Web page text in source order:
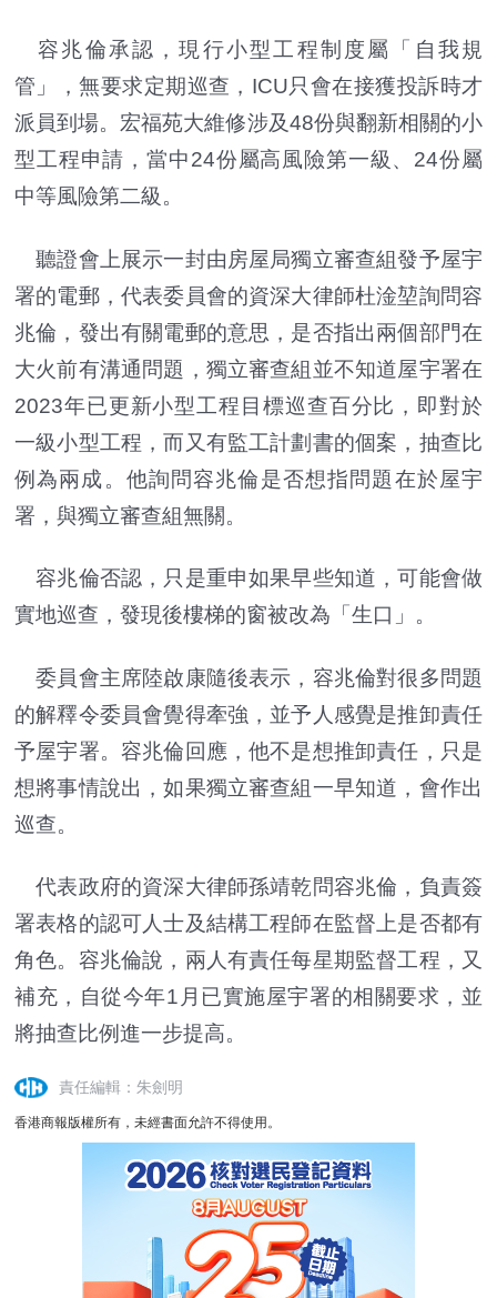
容兆倫承認，現行小型工程制度屬「自我規
管」，無要求定期巡查，ICU只會在接獲投訴時才
派員到場。宏福苑大維修涉及48份與翻新相關的小
型工程申請，當中24份屬高風險第一級、24份屬
中等風險第二級。
聽證會上展示一封由房屋局獨立審查組發予屋宇
署的電郵，代表委員會的資深大律師杜淦堃詢問容
兆倫，發出有關電郵的意思，是否指出兩個部門在
大火前有溝通問題，獨立審查組並不知道屋宇署在
2023年已更新小型工程目標巡查百分比，即對於
一級小型工程，而又有監工計劃書的個案，抽查比
例為兩成。他詢問容兆倫是否想指問題在於屋宇
署，與獨立審查組無關。
容兆倫否認，只是重申如果早些知道，可能會做
實地巡查，發現後樓梯的窗被改為「生口」。
委員會主席陸啟康隨後表示，容兆倫對很多問題
的解釋令委員會覺得牽強，並予人感覺是推卸責任
予屋宇署。容兆倫回應，他不是想推卸責任，只是
想將事情說出，如果獨立審查組一早知道，會作出
巡查。
代表政府的資深大律師孫靖乾問容兆倫，負責簽
署表格的認可人士及結構工程師在監督上是否都有
角色。容兆倫說，兩人有責任每星期監督工程，又
補充，自從今年1月已實施屋宇署的相關要求，並
將抽查比例進一步提高。
責任編輯：朱劍明
香港商報版權所有，未經書面允許不得使用。